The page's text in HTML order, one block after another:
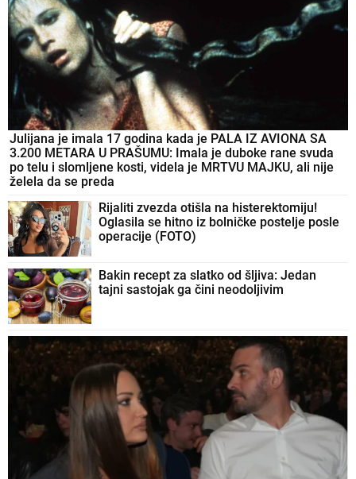
Julijana je imala 17 godina kada je PALA IZ AVIONA SA
3.200 METARA U PRAŠUMU: Imala je duboke rane svuda
po telu i slomljene kosti, videla je MRTVU MAJKU, ali nije
želela da se preda
Rijaliti zvezda otišla na histerektomiju!
Oglasila se hitno iz bolničke postelje posle
operacije (FOTO)
Bakin recept za slatko od šljiva: Jedan
tajni sastojak ga čini neodoljivim